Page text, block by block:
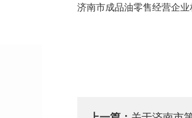
济南市成品油零售经营企业